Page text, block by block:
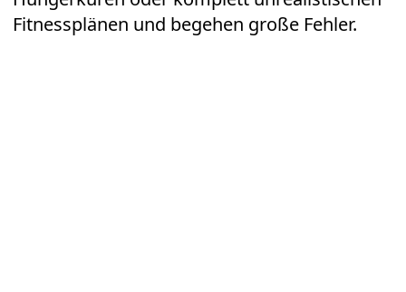
Fitnessplänen und begehen große Fehler.